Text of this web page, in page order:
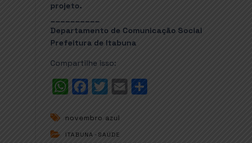
projeto.
Departamento de Comunicação Social
Prefeitura de Itabuna
Compartilhe isso:
W
h
a
t
F
a
c
e
T
w
it
t
E
m
novembro azul
ITABUNA -SAÚDE